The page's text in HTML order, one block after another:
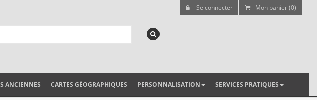
Se connecter Mon panier (0)
ANCIENNES CARTES GÉOGRAPHIQUES PERSONNALISATION SERVICES PRATIQUES